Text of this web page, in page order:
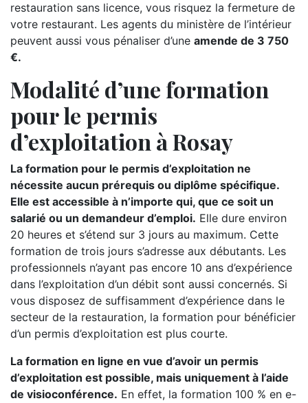
restauration sans licence, vous risquez la fermeture de
votre restaurant. Les agents du ministère de l’intérieur
peuvent aussi vous pénaliser d’une amende de 3 750
€.
Modalité d’une formation
pour le permis
d’exploitation à Rosay
La formation pour le permis d’exploitation ne
nécessite aucun prérequis ou diplôme spécifique.
Elle est accessible à n’importe qui, que ce soit un
salarié ou un demandeur d’emploi. Elle dure environ
20 heures et s’étend sur 3 jours au maximum. Cette
formation de trois jours s’adresse aux débutants. Les
professionnels n’ayant pas encore 10 ans d’expérience
dans l’exploitation d’un débit sont aussi concernés. Si
vous disposez de suffisamment d’expérience dans le
secteur de la restauration, la formation pour bénéficier
d’un permis d’exploitation est plus courte.
La formation en ligne en vue d’avoir un permis
d’exploitation est possible, mais uniquement à l’aide
de visioconférence. En effet, la formation 100 % en e-